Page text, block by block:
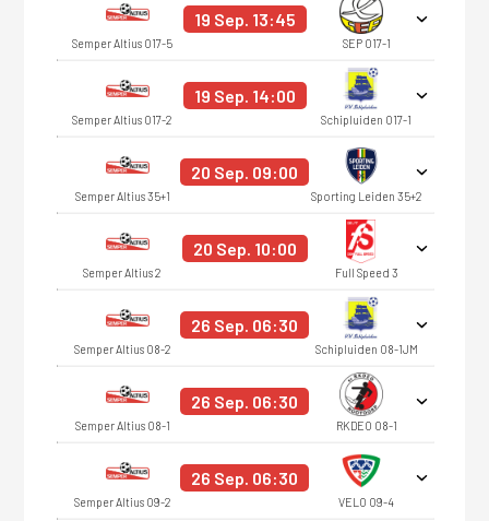
Semper Altius O17-5
19 Sep. 13:45
SEP O17-1
Semper Altius O17-2
19 Sep. 14:00
Schipluiden O17-1
Semper Altius 35+1
20 Sep. 09:00
Sporting Leiden 35+2
Semper Altius 2
20 Sep. 10:00
Full Speed 3
Semper Altius O8-2
26 Sep. 06:30
Schipluiden O8-1JM
Semper Altius O8-1
26 Sep. 06:30
RKDEO O8-1
Semper Altius O9-2
26 Sep. 06:30
VELO O9-4